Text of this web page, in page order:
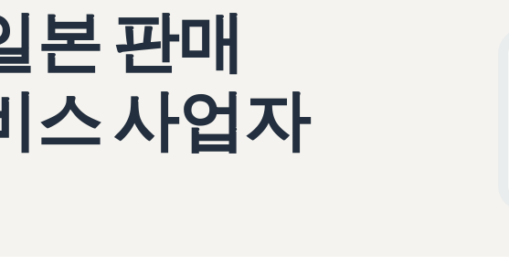
본 판매
스 사업자